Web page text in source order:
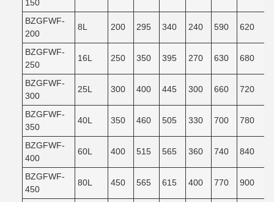
150
BZGFWF-
200
8L 200 295 340 240 590 620
BZGFWF-
250
16L 250 350 395 270 630 680
BZGFWF-
300
25L 300 400 445 300 660 720
BZGFWF-
350
40L 350 460 505 330 700 780
BZGFWF-
400
60L 400 515 565 360 740 840
BZGFWF-
450
80L 450 565 615 400 770 900